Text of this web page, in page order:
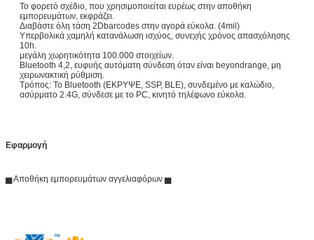
Το φορετό σχέδιο, που χρησιμοποιείται ευρέως στην αποθήκη
εμπορευμάτων, εκφράζει.
Διαβάστε όλη τάση 2Dbarcodes στην αγορά εύκολα. (4mil)
Υπερβολικά χαμηλή κατανάλωση ισχύος, συνεχής χρόνος απασχόλησης
10h.
μεγάλη χωρητικότητα 100.000 στοιχείων.
Bluetooth 4,2, ευφυής αυτόματη σύνδεση όταν είναι beyondrange, μη
χειρωνακτική ρύθμιση.
Τρόπος: Το Bluetooth (ΕΚΡΥΨΕ, SSP, BLE), συνδεμένο με καλώδιο,
ασύρματο 2.4G, σύνδεσε με το PC, κινητό τηλέφωνο εύκολα.
Εφαρμογή
▅ Αποθήκη εμπορευμάτων αγγελιαφόρων ▅